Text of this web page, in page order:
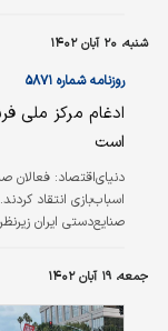
شنبه، ۲۰ آبان ۱۴۰۲
روزنامه شماره ۵۸۷۱
ادغام مرکز ملی
است
دنیای‌اقتصاد: فعالان
اسباب‌بازی انتقاد
صنایع‌دستی ایران
ایران برگزار شد،
صنایع خلاق
جمعه، ۱۹ آبان ۱۴۰۲